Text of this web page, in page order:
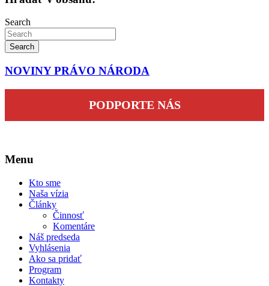
Search
Search
NOVINY PRÁVO NÁRODA
PODPORTE NÁS
Menu
Kto sme
Naša vízia
Články
Činnosť
Komentáre
Náš predseda
Vyhlásenia
Ako sa pridať
Program
Kontakty